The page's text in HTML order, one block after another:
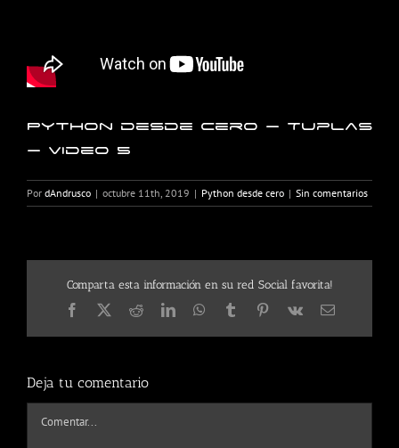
Python desde cero – Tuplas
– Video 5
Por dAndrusco | octubre 11th, 2019 | Python desde cero | Sin comentarios
Comparta esta información en su red Social favorita!
Facebook
X RedditLinkedInWhatsApp
TumblrPinterest
Vk
Correo
Deja tu comentario